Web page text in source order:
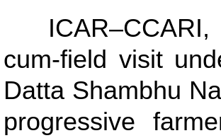
ICAR
cum-field visit
Datta Shambhu
progressive